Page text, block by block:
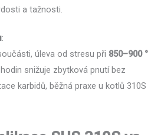
a tažnosti.
:
úleva od stresu při 850–900 °
snižuje zbytková pnutí bez
karbidů, běžná praxe u kotlů 310S